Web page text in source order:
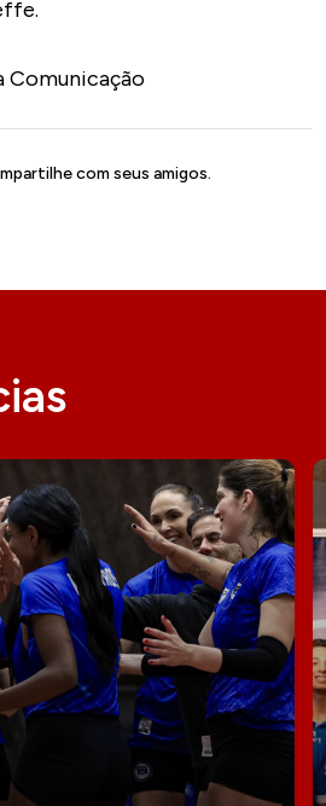
Comunicação
com seus amigos.